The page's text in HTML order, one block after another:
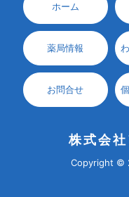
ホーム
薬局情報
お問合せ
株式会
Copyright ©